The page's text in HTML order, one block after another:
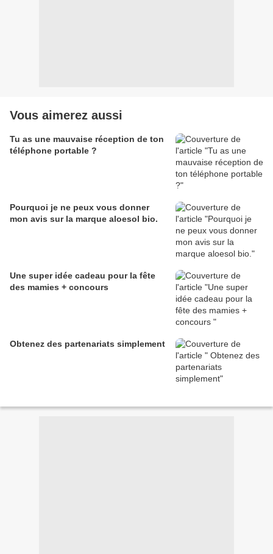
Vous aimerez aussi
Tu as une mauvaise réception de ton
téléphone portable ?
Pourquoi je ne peux vous donner
mon avis sur la marque aloesol bio.
Une super idée cadeau pour la fête
des mamies + concours
Obtenez des partenariats simplement